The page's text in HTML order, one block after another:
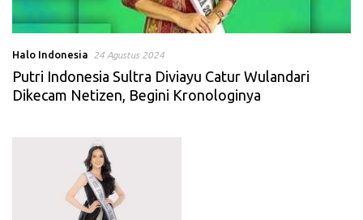
Halo Indonesia 24 Agustus 2024
Putri Indonesia Sultra Diviayu Catur Wulandari
Dikecam Netizen, Begini Kronologinya